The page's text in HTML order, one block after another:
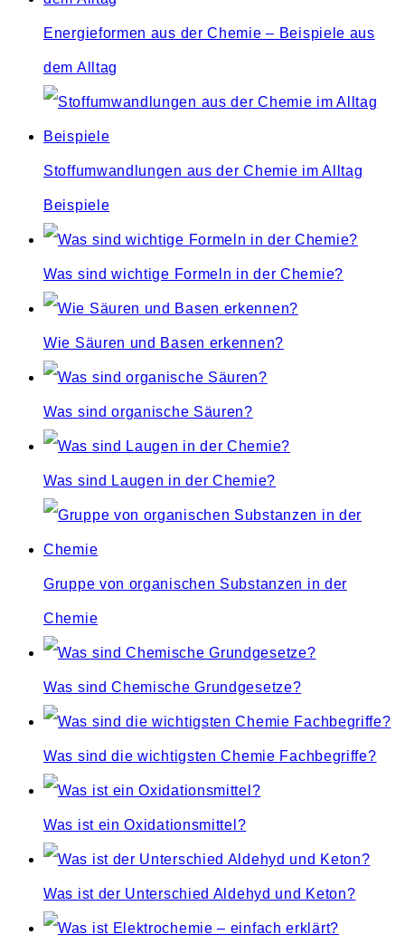
Energieformen aus der Chemie – Beispiele aus
dem Alltag
Stoffumwandlungen aus der Chemie im Alltag
Beispiele
Was sind wichtige Formeln in der Chemie?
Wie Säuren und Basen erkennen?
Was sind organische Säuren?
Was sind Laugen in der Chemie?
Gruppe von organischen Substanzen in der
Chemie
Was sind Chemische Grundgesetze?
Was sind die wichtigsten Chemie Fachbegriffe?
Was ist ein Oxidationsmittel?
Was ist der Unterschied Aldehyd und Keton?